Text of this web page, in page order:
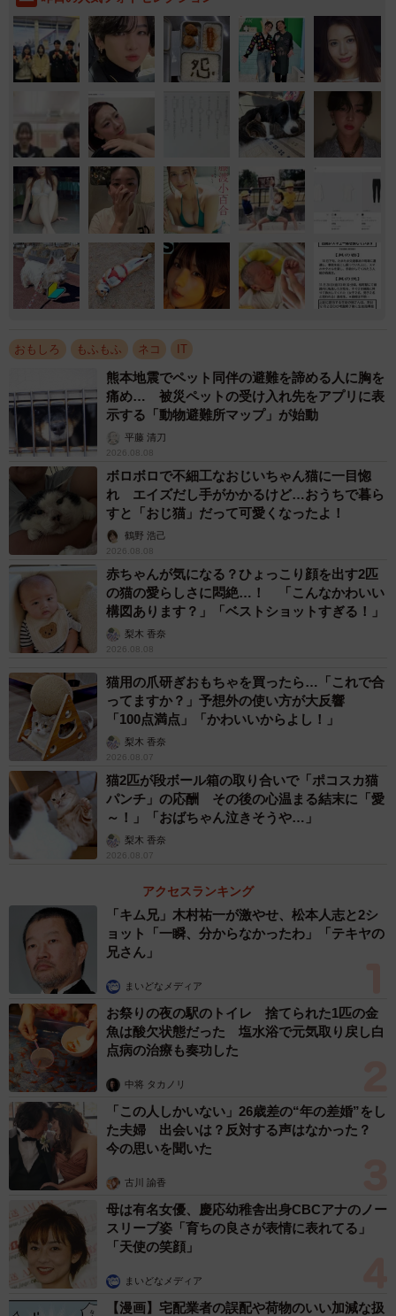
おもしろ もふもふ ネコ IT
熊本地震でペット同伴の避難を諦める人に胸を
痛め… 被災ペットの受け入れ先をアプリに表
示する「動物避難所マップ」が始動
平藤 清刀
2026.08.08
ボロボロで不細工なおじいちゃん猫に一目惚
れ エイズだし手がかかるけど…おうちで暮ら
すと「おじ猫」だって可愛くなったよ！
鶴野 浩己
2026.08.08
赤ちゃんが気になる？ひょっこり顔を出す2匹
の猫の愛らしさに悶絶…！ 「こんなかわいい
構図あります？」「ベストショットすぎる！」
梨木 香奈
2026.08.08
猫用の爪研ぎおもちゃを買ったら…「これで合
ってますか？」予想外の使い方が大反響
「100点満点」「かわいいからよし！」
梨木 香奈
2026.08.07
猫2匹が段ボール箱の取り合いで「ポコスカ猫
パンチ」の応酬 その後の心温まる結末に「愛
～！」「おばちゃん泣きそうや…」
梨木 香奈
2026.08.07
アクセスランキング
「キム兄」木村祐一が激やせ、松本人志と2シ
ョット「一瞬、分からなかったわ」「テキヤの
兄さん」
まいどなメディア
お祭りの夜の駅のトイレ 捨てられた1匹の金
魚は酸欠状態だった 塩水浴で元気取り戻し白
点病の治療も奏功した
中将 タカノリ
「この人しかいない」26歳差の“年の差婚”をし
た夫婦 出会いは？反対する声はなかった？
今の思いを聞いた
古川 諭香
母は有名女優、慶応幼稚舎出身CBCアナのノー
スリーブ姿「育ちの良さが表情に表れてる」
「天使の笑顔」
まいどなメディア
【漫画】宅配業者の誤配や荷物のいい加減な扱